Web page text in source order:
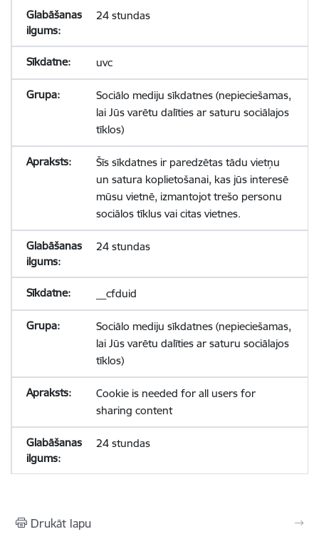
24 stundas
uvc
Sociālo mediju sīkdatnes (nepieciešamas,
lai Jūs varētu dalīties ar saturu sociālajos
tīklos)
Šīs sīkdatnes ir paredzētas tādu vietņu
un satura koplietošanai, kas jūs interesē
mūsu vietnē, izmantojot trešo personu
sociālos tīklus vai citas vietnes.
24 stundas
__cfduid
Sociālo mediju sīkdatnes (nepieciešamas,
lai Jūs varētu dalīties ar saturu sociālajos
tīklos)
Cookie is needed for all users for
sharing content
24 stundas
Drukāt lapu